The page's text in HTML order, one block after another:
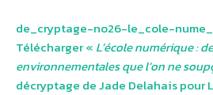
de_cryptage-no26-le_cole-
Télécharger « L’école numérique :
environnementales que l’on ne
décryptage de Jade Delahais pour